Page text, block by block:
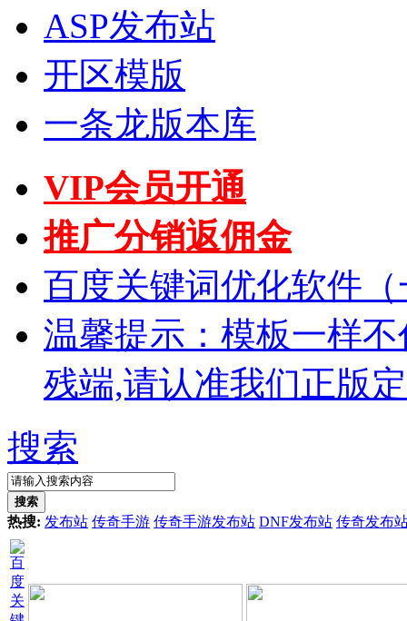
ASP发布站
开区模版
一条龙版本库
VIP会员开通
推广分销返佣金
百度关键词优化软件
温馨提示：模板一样
残端,请认准我们正版
搜索
搜索
热搜: 发布站 传奇手游 传奇手游发布站 DNF发布站 传奇发布